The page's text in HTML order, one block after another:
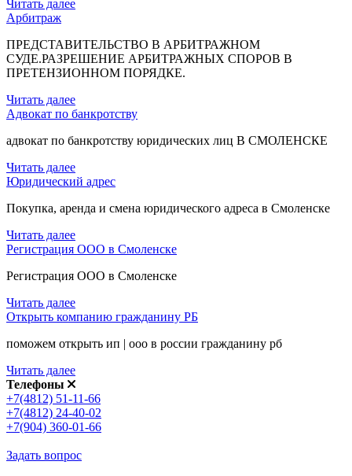
Читать далее
Арбитраж
ПРЕДСТАВИТЕЛЬСТВО В АРБИТРАЖНОМ
СУДЕ.РАЗРЕШЕНИЕ АРБИТРАЖНЫХ СПОРОВ В
ПРЕТЕНЗИОННОМ ПОРЯДКЕ.
Читать далее
Адвокат по банкротству
адвокат по банкротству юридических лиц В СМОЛЕНСКЕ
Читать далее
Юридический адрес
Покупка, аренда и смена юридического адреса в Смоленске
Читать далее
Регистрация ООО в Смоленске
Регистрация ООО в Смоленске
Читать далее
Открыть компанию гражданину РБ
поможем открыть ип | ооо в россии гражданину рб
Читать далее
Телефоны
+7(4812) 51-11-66
+7(4812) 24-40-02
+7(904) 360-01-66
Задать вопрос